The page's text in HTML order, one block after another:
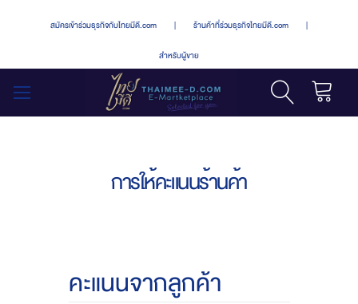
สมัครเข้าร่วมธุรกิจกับไทยมีดี.com | ร้านค้าที่ร่วมธุรกิจไทยมีดี.com |
สำหรับผู้ขาย
การให้คะแนนร้านค้า
คะแนนจากลูกค้า